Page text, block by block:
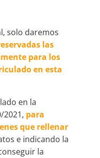
solo daremos
las
para los
en esta
en la
2021, para
que rellenar
e indicando la
la